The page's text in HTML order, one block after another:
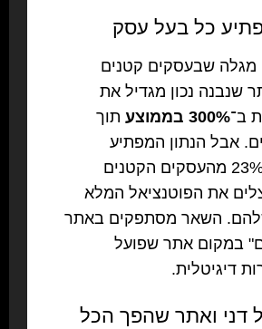
כל בעל עסק
מגלה שבעסקים קטנים
שנבנה נכון מגדיל את
ב־300% בממוצע
תוך
אבל הנתון המפתיע
באמת? רק 23% מהעסקים הקטנים
את הפוטנציאל המלא
השאר מסתפקים באתר
במקום אתר שפועל
דיגיטלית.
דני ואתר שהפך הכל